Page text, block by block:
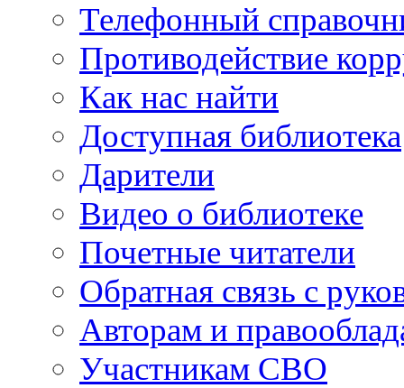
Телефонный
Противодействие
Как нас найти
Доступная библиотека
Дарители
Видео о библиотеке
Почетные читатели
Обратная связь с
Авторам и
Участникам СВО